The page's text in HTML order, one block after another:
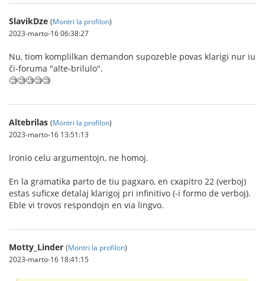
SlavikDze (Montri la profilon)
2023-marto-16 06:38:27
Nu, tiom komplilkan demandon supozeble povas klarigi nur iu
ĉi-foruma "alte-brilulo".
🧐🧐🧐🧐🧐
Altebrilas (Montri la profilon)
2023-marto-16 13:51:13
Ironio celu argumentojn, ne homoj.
En la gramatika parto de tiu pagxaro, en cxapitro 22 (verboj)
estas suficxe detalaj klarigoj pri infinitivo (-i formo de verboj).
Eble vi trovos respondojn en via lingvo.
Motty_Linder (Montri la profilon)
2023-marto-16 18:41:15